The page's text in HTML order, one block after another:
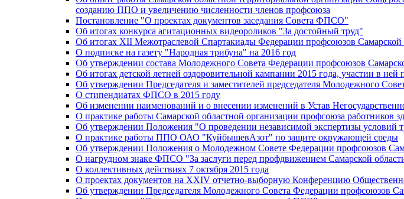
созданию ППО и увеличению численности членов профсоюза
Постановление "О проектах документов заседания Совета ФПСО"
Об итогах конкурса агитационных видеороликов "За достойный труд"
Об итогах XII Межотраслевой Спартакиады Федерации профсоюзов Самарской
О подписке на газету "Народная трибуна" на 2016 год
Об утверждении состава Молодежного Совета Федерации профсоюзов
Об итогах детской летней оздоровительной кампании 2015 года, участии в ней
Об утверждении Председателя и заместителей председателя Молодежного
О стипендиатах ФПСО в 2015 году
Об изменении наименований и о внесении изменений в Устав
О практике работы Самарской областной организации профсоюза работников
Об утверждении Положения "О проведении независимой экспертизы условий
О практике работы ППО ОАО "КуйбышевАзот" по защите окружающей среды
Об утверждении Положения о Молодежном Совете Федерации профсоюзов
О нагрудном знаке ФПСО "За заслуги перед профдвижением Самарской
О коллективных действиях 7 октября 2015 года
О проектах документов на XXIV отчетно-выборную Конференцию
Об утверждении Председателя Молодежного Совета Федерации профсоюзов